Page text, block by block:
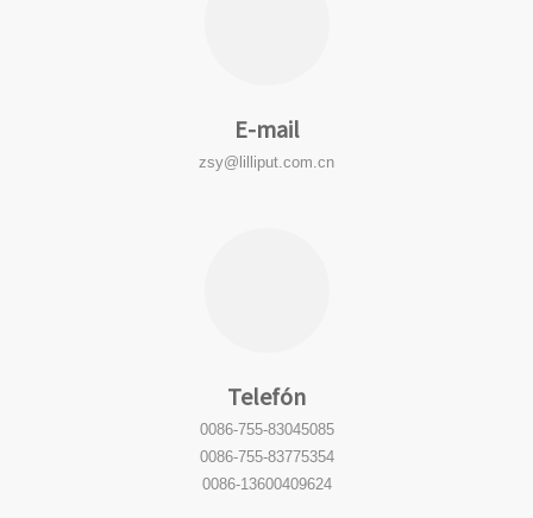
E-mail
zsy@lilliput.com.cn
Telefón
0086-755-83045085
0086-755-83775354
0086-13600409624